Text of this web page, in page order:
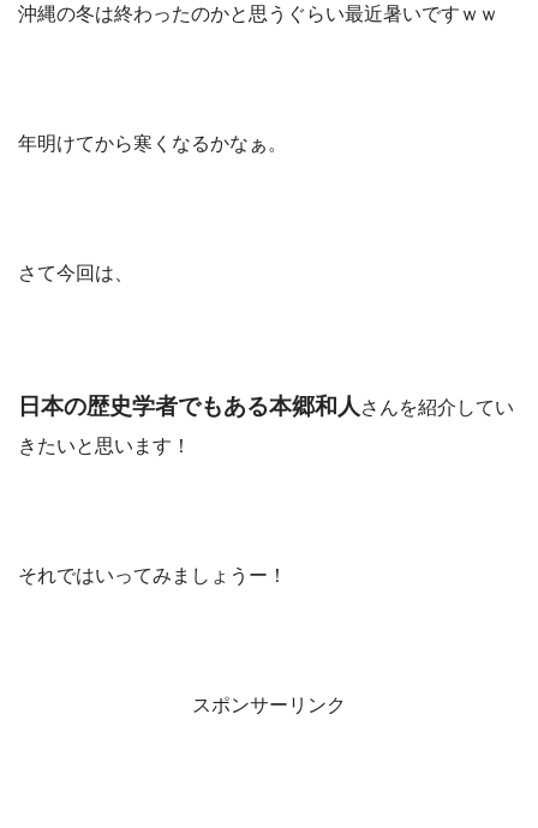
沖縄の冬は終わったのかと思うぐらい最近暑いですｗｗ
年明けてから寒くなるかなぁ。
さて今回は、
日本の歴史学者でもある本郷和人 さんを紹介してい
きたいと思います！
それではいってみましょうー！
スポンサーリンク